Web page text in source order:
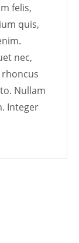
felis,
quis,
nec,
Nullam
Integer